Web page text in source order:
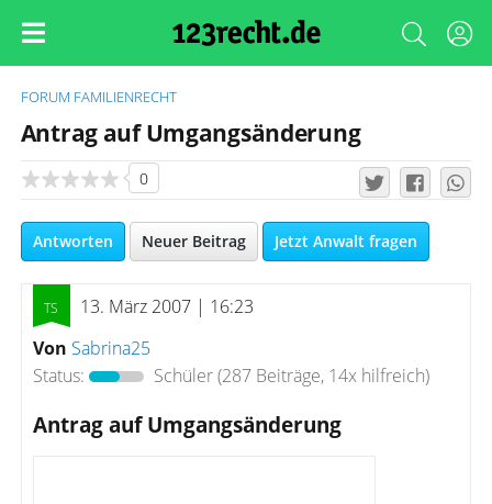
FORUM FAMILIENRECHT
Antrag auf Umgangsänderung
0
Antworten Neuer Beitrag Jetzt Anwalt fragen
13. März 2007 | 16:23
Von Sabrina25
Status:
Schüler(287 Beiträge, 14x hilfreich)
Antrag auf Umgangsänderung